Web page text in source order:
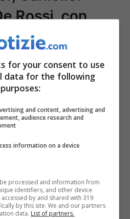
Rossi, con
affrontare, questa
non ha dubbi: “La
una partita bivio.Sento i
fiduciosi
non perde da 46
poter battere i
è la seguente per il
“La Roma oggi
for your consent to use
data for the following
purposes:
and content, advertising and
audience research and
information on a device
processed and information from
identifiers, and other device
by and shared with 319
by this site. We and our partners
data. List of partners.